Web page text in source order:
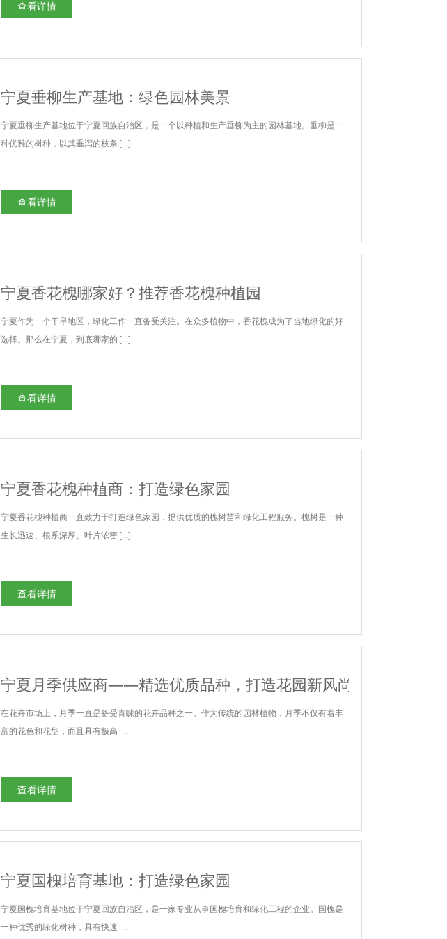
查看详情
宁夏垂柳生产基地：绿色园林美景
宁夏垂柳生产基地位于宁夏回族自治区，是一个以种植和生产垂柳为主的园林基地。垂柳是一
种优雅的树种，以其垂泻的枝条 […]
查看详情
宁夏香花槐哪家好？推荐香花槐种植园
宁夏作为一个干旱地区，绿化工作一直备受关注。在众多植物中，香花槐成为了当地绿化的好
选择。那么在宁夏，到底哪家的 […]
查看详情
宁夏香花槐种植商：打造绿色家园
宁夏香花槐种植商一直致力于打造绿色家园，提供优质的槐树苗和绿化工程服务。槐树是一种
生长迅速、根系深厚、叶片浓密 […]
查看详情
宁夏月季供应商——精选优质品种，打造花园新风尚
在花卉市场上，月季一直是备受青睐的花卉品种之一。作为传统的园林植物，月季不仅有着丰
富的花色和花型，而且具有极高 […]
查看详情
宁夏国槐培育基地：打造绿色家园
宁夏国槐培育基地位于宁夏回族自治区，是一家专业从事国槐培育和绿化工程的企业。国槐是
一种优秀的绿化树种，具有快速 […]